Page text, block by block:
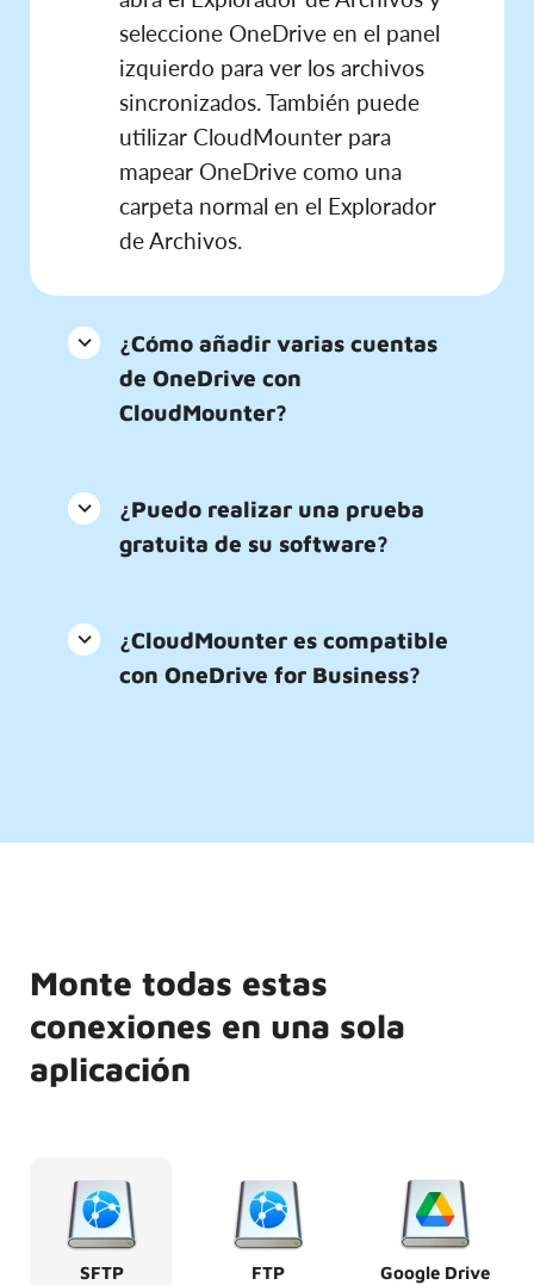
seleccione OneDrive en el panel
izquierdo para ver los archivos
sincronizados. También puede
utilizar CloudMounter para
mapear OneDrive como una
carpeta normal en el Explorador
de Archivos.
¿Cómo añadir varias cuentas
de OneDrive con
CloudMounter?
¿Puedo realizar una prueba
gratuita de su software?
¿CloudMounter es compatible
con OneDrive for Business?
Monte todas estas
conexiones en una sola
aplicación
SFTP FTP Google Drive